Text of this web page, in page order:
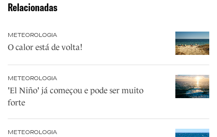
Relacionadas
METEOROLOGIA
O calor está de volta!
METEOROLOGIA
'El Niño' já começou e pode ser muito
forte
METEOROLOGIA